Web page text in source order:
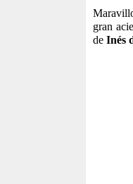
gran
de Inés